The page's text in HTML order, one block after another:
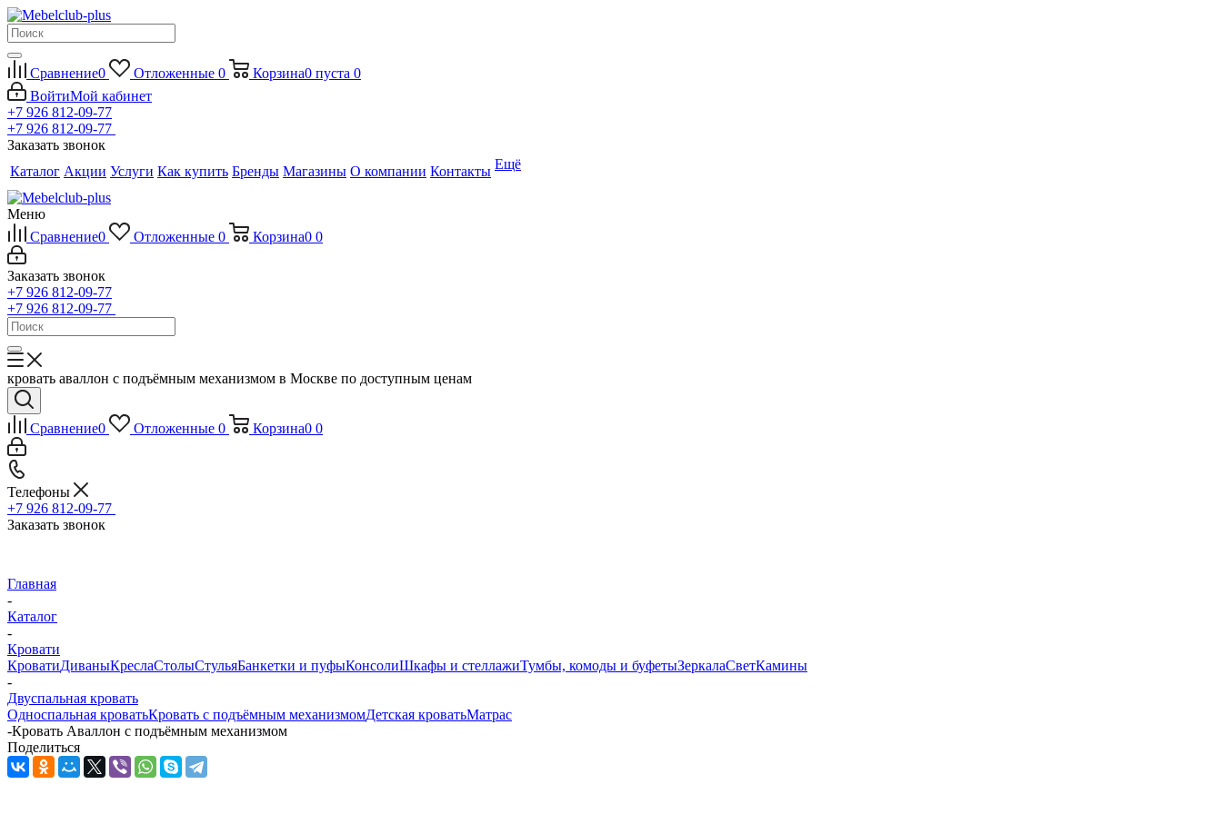
Сравнение0 Отложенные 0 Корзина0 пуста 0
ВойтиМой кабинет
+7 926 812-09-77
+7 926 812-09-77
Заказать звонок
Каталог Акции Услуги Как купить Бренды Магазины О компании Контакты Ещё
Меню
Сравнение0 Отложенные 0 Корзина0 0
Заказать звонок
+7 926 812-09-77
+7 926 812-09-77
кровать аваллон с подъёмным механизмом в Москве по доступным ценам
Сравнение0 Отложенные 0 Корзина0 0
Телефоны
+7 926 812-09-77
Заказать звонок
Главная
-
Каталог
-
Кровати
КроватиДиваныКреслаСтолыСтульяБанкетки и пуфыКонсолиШкафы и стеллажиТумбы, комоды и буфетыЗеркалаСветКамины
-
Двуспальная кровать
Односпальная кроватьКровать с подъёмным механизмомДетская кроватьМатрас
-Кровать Аваллон с подъёмным механизмом
Поделиться